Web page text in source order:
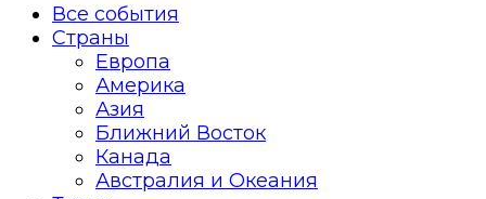
Все события
Страны
Европа
Америка
Азия
Ближний Восток
Канада
Австралия и Океания